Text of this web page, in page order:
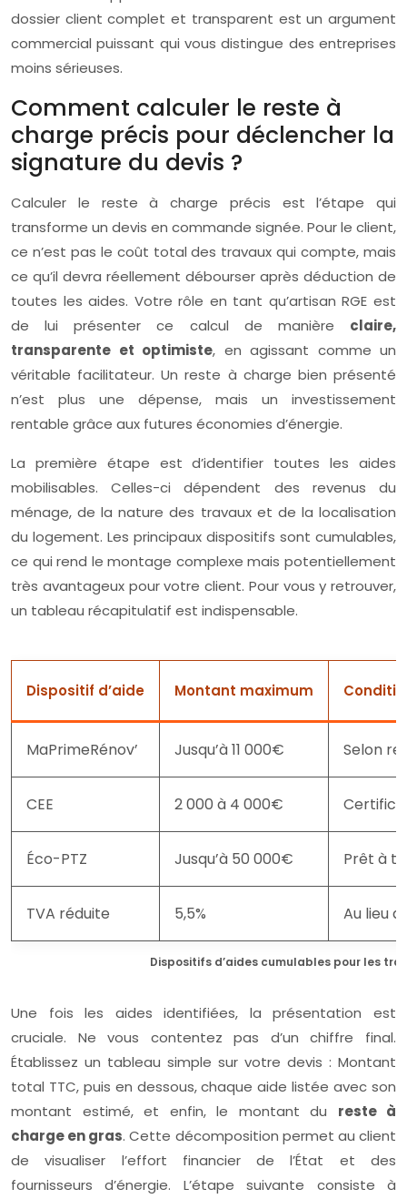
dossier client complet et transparent est un argument
commercial puissant qui vous distingue des entreprises
moins sérieuses.
Comment calculer le reste à
charge précis pour déclencher la
signature du devis ?
Calculer le reste à charge précis est l’étape qui
transforme un devis en commande signée. Pour le client,
ce n’est pas le coût total des travaux qui compte, mais
ce qu’il devra réellement débourser après déduction de
toutes les aides. Votre rôle en tant qu’artisan RGE est
de lui présenter ce calcul de manière claire,
transparente et optimiste, en agissant comme un
véritable facilitateur. Un reste à charge bien présenté
n’est plus une dépense, mais un investissement
rentable grâce aux futures économies d’énergie.
La première étape est d’identifier toutes les aides
mobilisables. Celles-ci dépendent des revenus du
ménage, de la nature des travaux et de la localisation
du logement. Les principaux dispositifs sont cumulables,
ce qui rend le montage complexe mais potentiellement
très avantageux pour votre client. Pour vous y retrouver,
un tableau récapitulatif est indispensable.
Dispositifs d’aides cumulables pour les
Dispositif d’aide Montant maximum
MaPrimeRénov’ Jusqu’à 11 000€ Selon
CEE 2 000 à 4 000€
Éco-PTZ Jusqu’à 50 000€ Prêt à
TVA réduite 5,5% Au lieu
Une fois les aides identifiées, la présentation est
cruciale. Ne vous contentez pas d’un chiffre final.
Établissez un tableau simple sur votre devis : Montant
total TTC, puis en dessous, chaque aide listée avec son
montant estimé, et enfin, le montant du reste à
charge en gras. Cette décomposition permet au client
de visualiser l’effort financier de l’État et des
fournisseurs d’énergie. L’étape suivante consiste à